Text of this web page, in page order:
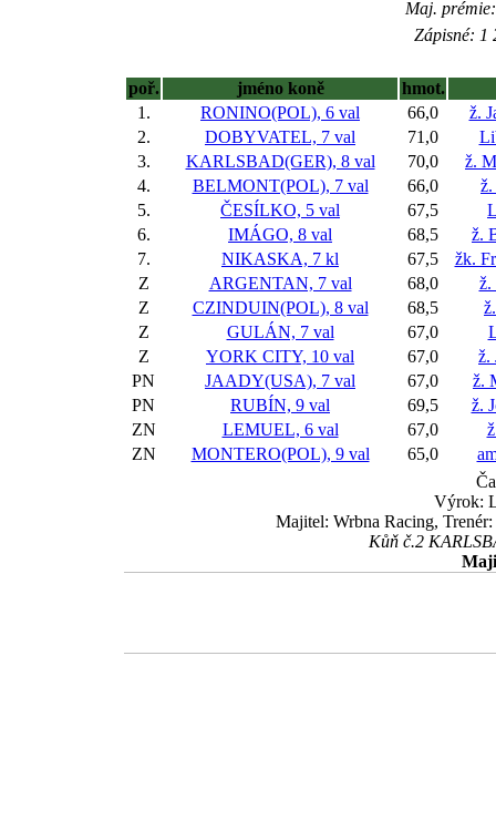
Maj.
Zápisné: 1
poř. jméno koně
hmot.
1.
RONINO(POL), 6 val 66,0
ž.
2.
DOBYVATEL, 7 val 71,0
3.
KARLSBAD(GER), 8 val 70,0
ž.
4.
BELMONT(POL), 7 val 66,0
ž.
5.
ČESÍLKO, 5 val 67,5
6.
IMÁGO, 8 val 68,5
ž.
7.
NIKASKA, 7 kl 67,5
žk.
Z
ARGENTAN, 7 val 68,0
ž.
Z
CZINDUIN(POL), 8 val 68,5
Z
GULÁN, 7 val 67,0
Z
YORK CITY, 10 val 67,0
ž.
PN
JAADY(USA), 7 val 67,0
ž.
PN
RUBÍN, 9 val 69,5
ž.
ZN
LEMUEL, 6 val 67,0
ZN
MONTERO(POL), 9 val 65,0
Výrok:
Majitel: Wrbna Racing,
Kůň č.2